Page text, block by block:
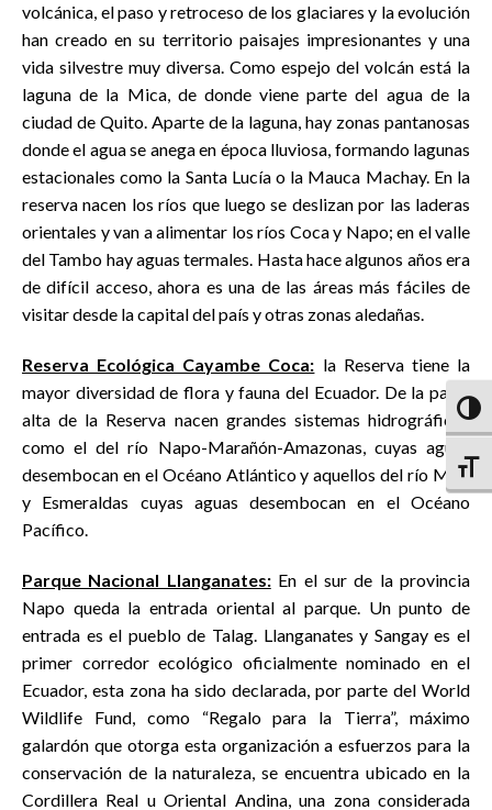
volcánica, el paso y retroceso de los glaciares y la evolución
han creado en su territorio paisajes impresionantes y una
vida silvestre muy diversa. Como espejo del volcán está la
laguna de la Mica, de donde viene parte del agua de la
ciudad de Quito. Aparte de la laguna, hay zonas pantanosas
donde el agua se anega en época lluviosa, formando lagunas
estacionales como la Santa Lucía o la Mauca Machay. En la
reserva nacen los ríos que luego se deslizan por las laderas
orientales y van a alimentar los ríos Coca y Napo; en el valle
del Tambo hay aguas termales. Hasta hace algunos años era
de difícil acceso, ahora es una de las áreas más fáciles de
visitar desde la capital del país y otras zonas aledañas.
Reserva Ecológica Cayambe Coca: la Reserva tiene la
mayor diversidad de flora y fauna del Ecuador. De la parte
alta de la Reserva nacen grandes sistemas hidrográficos
como el del río Napo-Marañón-Amazonas, cuyas aguas
desembocan en el Océano Atlántico y aquellos del río Mira
y Esmeraldas cuyas aguas desembocan en el Océano
Pacífico.
Parque Nacional Llanganates:En el sur de la provincia
Napo queda la entrada oriental al parque. Un punto de
entrada es el pueblo de Talag. Llanganates y Sangay es el
primer corredor ecológico oficialmente nominado en el
Ecuador, esta zona ha sido declarada, por parte del World
Wildlife Fund, como “Regalo para la Tierra”, máximo
galardón que otorga esta organización a esfuerzos para la
conservación de la naturaleza, se encuentra ubicado en la
Cordillera Real u Oriental Andina, una zona considerada